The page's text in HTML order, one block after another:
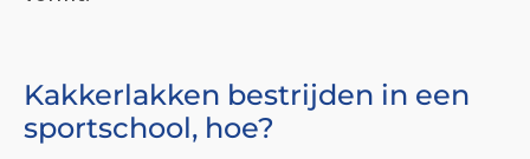
Kakkerlakken bestrijden in een
sportschool, hoe?